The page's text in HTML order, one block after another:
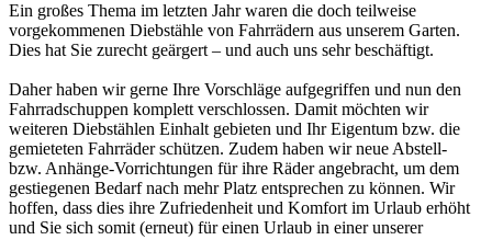
Ein großes Thema im letzten Jahr waren die doch teilweise
vorgekommenen Diebstähle von Fahrrädern aus unserem Garten.
Dies hat Sie zurecht geärgert – und auch uns sehr beschäftigt.
Daher haben wir gerne Ihre Vorschläge aufgegriffen und nun den
Fahrradschuppen komplett verschlossen. Damit möchten wir
weiteren Diebstählen Einhalt gebieten und Ihr Eigentum bzw. die
gemieteten Fahrräder schützen. Zudem haben wir neue Abstell-
bzw. Anhänge-Vorrichtungen für ihre Räder angebracht, um dem
gestiegenen Bedarf nach mehr Platz entsprechen zu können. Wir
hoffen, dass dies ihre Zufriedenheit und Komfort im Urlaub erhöht
und Sie sich somit (erneut) für einen Urlaub in einer unserer